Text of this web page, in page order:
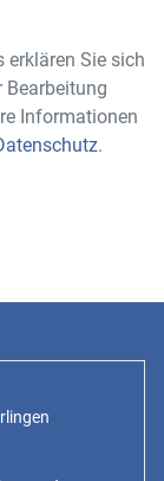
Sie sich
Bearbeitung
Informationen
.